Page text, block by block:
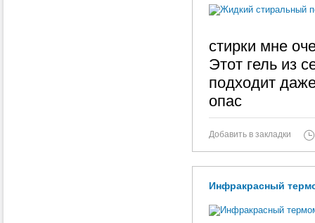
стирки мне
Этот гель из
подходит
опас
Добавить в закладки
Инфракрасный